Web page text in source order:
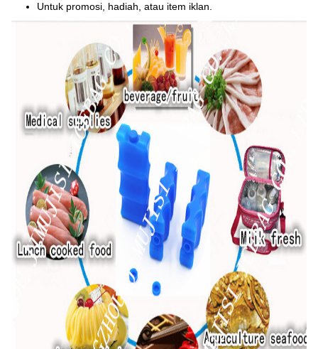
Untuk promosi, hadiah, atau item iklan.